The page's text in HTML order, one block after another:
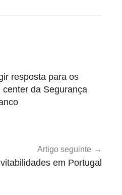
resposta para os
da Segurança
Artigo seguinte
em Portugal